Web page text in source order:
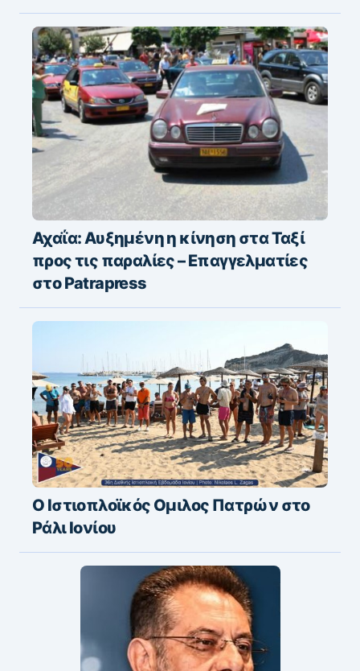
Αχαΐα: Αυξημένη η κίνηση στα Ταξί
προς τις παραλίες – Επαγγελματίες
στο Patrapress
Ο Ιστιοπλοϊκός Ομιλος Πατρών στο
Ράλι Ιονίου